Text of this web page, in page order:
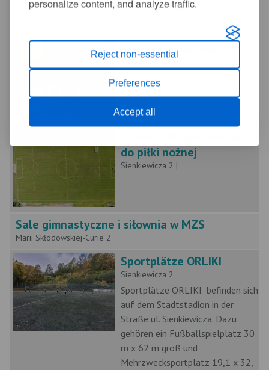
personalize content, and analyze traffic.
Reject non-essential
Preferences
Accept all
2/3 + Manualbox, Quarte pipe +
Szachy plenerowe
do piłki nożnej
Sienkiewicza 2 |
Sale gimnastyczne i siłownia w MZS
Marii Skłodowskiej-Curie 2
Sportplätze ORLIKI
Sienkiewicza 2
Sportplätze ORLIKI befinden sich
auf dem Stadtstadion in der
Straße ul. Sienkiewicza. Dazu
gehören ein Fußballspielplatz 30
m x 62 m groß und
Mehrzwecksportplatz 19,1 x 32,